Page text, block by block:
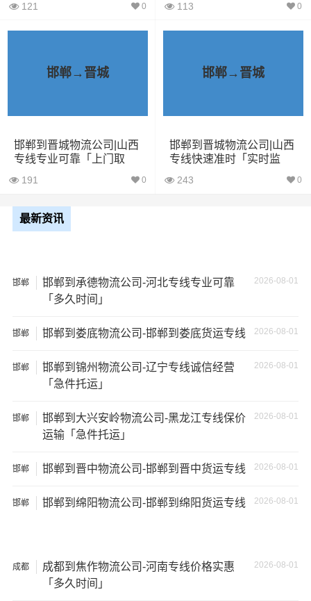
13米货
车
81立方 20吨 13×2.4×2.9
+箱式
货车
货车
方
29吨
其他货主物流经验分享
已发过邯郸到晋城货物的货主告诉大家如果你选择了一
家不靠谱的物流公司，可能会面临以下风险和损失：
1、包裹丢失或损坏：不靠谱的物流公司可能会在运输过程
中丢失或损坏你的包裹，导致你的物品无法送达或受到损
出现延误，导致你的物品无法按时送达；
等；
121 0 113 0
邯郸→晋城
邯郸到晋城物流公司|山西
专线专业可靠「上门取
191 0
邯郸→晋城
邯郸到晋城物流公司|山西
专线快速准时「实时监
243 0
最新资讯
邯郸 2026-08-01
邯郸到承德物流公司-河北专线专业可靠
「多久时间」
邯郸 2026-08-01
邯郸到娄底物流公司-邯郸到娄底货运专线
邯郸 2026-08-01
邯郸到锦州物流公司-辽宁专线诚信经营
「急件托运」
邯郸 2026-08-01
邯郸到大兴安岭物流公司-黑龙江专线保价
运输「急件托运」
邯郸 2026-08-01
邯郸到晋中物流公司-邯郸到晋中货运专线
邯郸 2026-08-01
邯郸到绵阳物流公司-邯郸到绵阳货运专线
成都 2026-08-01
成都到焦作物流公司-河南专线价格实惠
「多久时间」